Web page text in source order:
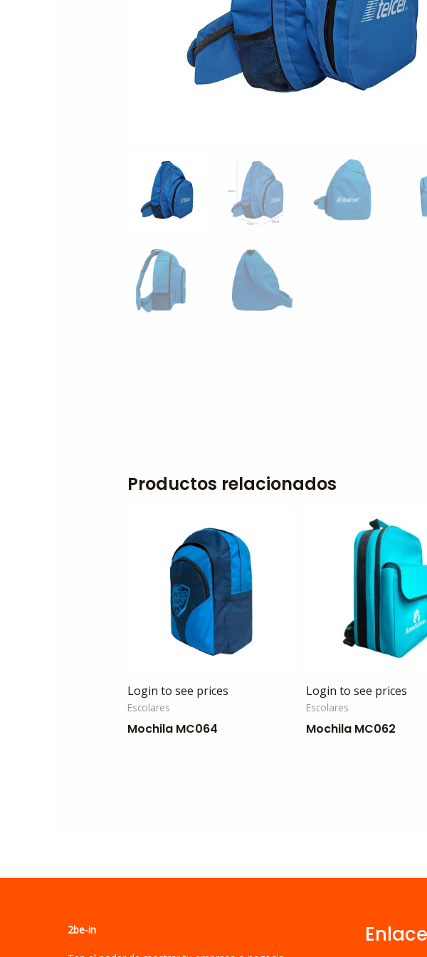
Productos relacionados
Login to see prices
Escolares
Mochila MC064
Login to see prices
Escolares
Mochila MC062
2be-in